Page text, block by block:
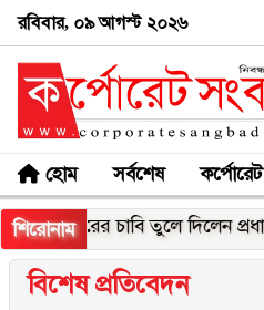
রবিবার, ০৯ আগস্ট ২০২৬
হোম সর্বশেষ কর্পোরেট
শিরোনামচাবি তুলে দিলেন প্রধানমন্ত্রী
বিশেষ প্রতিবেদন